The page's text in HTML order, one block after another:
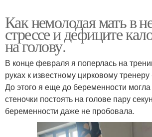
Как немолодая мать в
стрессе и дефиците
на голову.
В конце февраля я поперлась на
руках к известному цирковому тренеру
До этого я еще до беременности
стеночки постоять на голове пару
беременности даже не пробовала.